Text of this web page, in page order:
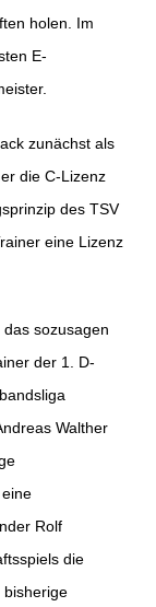
holen. Im
E-
zunächst als
die C-Lizenz
des TSV
eine Lizenz
sozusagen
der 1. D-
Walther
Rolf
die
bisherige